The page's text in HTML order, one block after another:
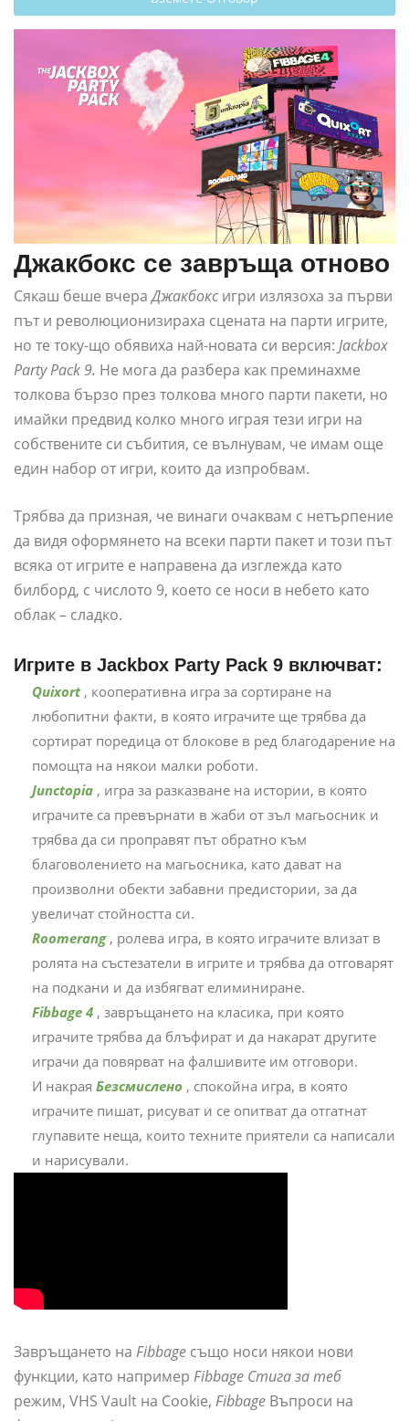
Джакбокс се завръща отново
Сякаш беше вчераДжакбокс игри излязоха за първи
път и революционизираха сцената на парти игрите,
но те току-що обявиха най-новата си версия: Jackbox
Party Pack 9. Не мога да разбера как преминахме
толкова бързо през толкова много парти пакети, но
имайки предвид колко много играя тези игри на
собствените си събития, се вълнувам, че имам още
един набор от игри, които да изпробвам.
Трябва да призная, че винаги очаквам с нетърпение
да видя оформянето на всеки парти пакет и този път
всяка от игрите е направена да изглежда като
билборд, с числото 9, което се носи в небето като
облак – сладко.
Игрите в Jackbox Party Pack 9 включват:
Quixort , кооперативна игра за сортиране на
любопитни факти, в която играчите ще трябва да
сортират поредица от блокове в ред благодарение на
помощта на някои малки роботи.
Junctopia , игра за разказване на истории, в която
играчите са превърнати в жаби от зъл магьосник и
трябва да си проправят път обратно към
благоволението на магьосника, като дават на
произволни обекти забавни предистории, за да
увеличат стойността си.
Roomerang , ролева игра, в която играчите влизат в
ролята на състезатели в игрите и трябва да отговарят
на подкани и да избягват елиминиране.
Fibbage 4 , завръщането на класика, при която
играчите трябва да блъфират и да накарат другите
играчи да повярват на фалшивите им отговори.
И накрая Безсмислено , спокойна игра, в която
играчите пишат, рисуват и се опитват да отгатнат
глупавите неща, които техните приятели са написали
и нарисували.
Завръщането на Fibbage също носи някои нови
функции, като например Fibbage Стига за теб
режим, VHS Vault на Cookie, Fibbage Въпроси на